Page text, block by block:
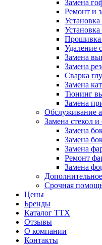
Замена
Ремонт и
Установка
Удаление
Замена
Замена
Сварка
Замена
Тюнинг
Замена
Обслуживание
Замена стекол
Замена
Замена
Замена
Ремонт
Замена
Срочная
Цены
Бренды
Каталог ТТХ
Отзывы
О компании
Контакты